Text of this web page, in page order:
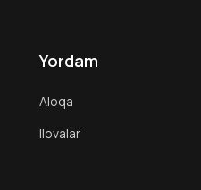
Yordam
Aloqa
Ilovalar